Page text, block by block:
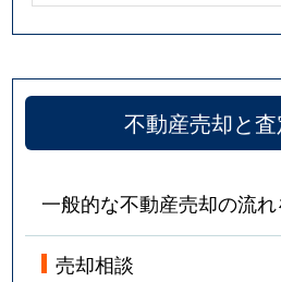
不動産売却と
一般的な不動産売却の流れ
売却相談